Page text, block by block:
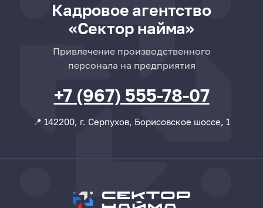
+7 (967) 555-78-07
📍 142200, г. Серпухов, Борисовское шоссе, 1
Привлечение производственного
персонала на предприятия
Кадровое агентство
«Сектор найма»